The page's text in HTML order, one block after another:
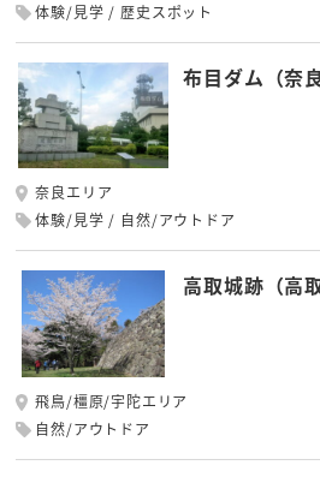
体験/見学
歴史スポット
布目ダム（奈
奈良エリア
体験/見学
自然/アウトドア
高取城跡（高
飛鳥/橿原/宇陀エリア
自然/アウトドア